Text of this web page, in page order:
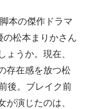
本の傑作ドラマ
の松本まりかさん
ょうか。現在、
存在感を放つ松
後。ブレイク前
が演じたのは、